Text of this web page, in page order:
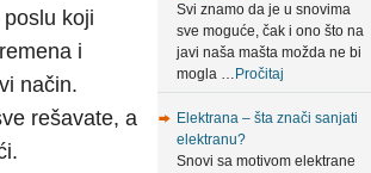
koji
i
način.
rešavate, a
Svi znamo da je u snovima
sve moguće, čak i ono što na
javi naša mašta možda ne bi
mogla … Pročitaj
Elektrana – šta znači sanjati
elektranu?
Snovi sa motivom elektrane